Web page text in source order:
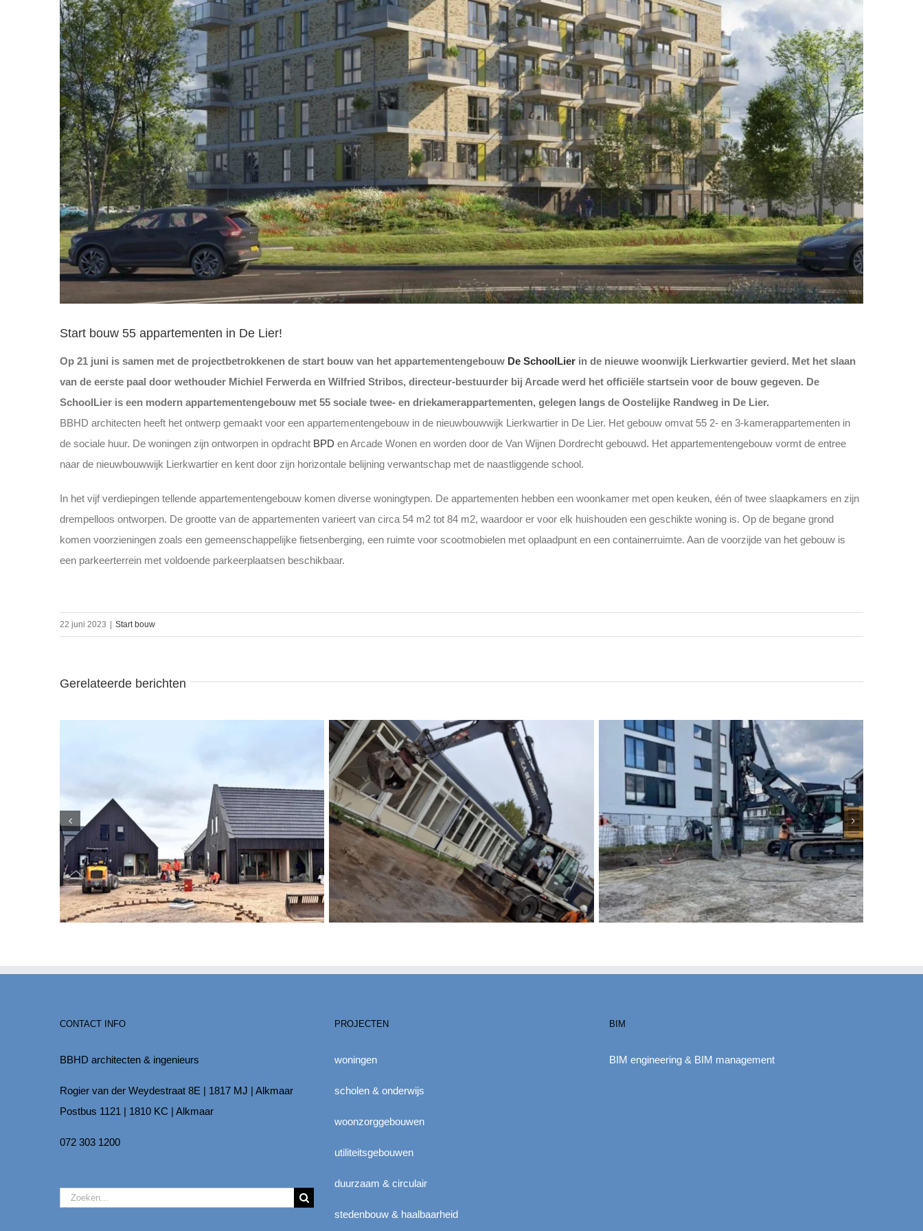
Start bouw 55 appartementen in De Lier!
Op 21 juni is samen met de projectbetrokkenen de start bouw van het appartementengebouw De SchoolLier in de nieuwe woonwijk Lierkwartier gevierd. Met het slaan
van de eerste paal door wethouder Michiel Ferwerda en Wilfried Stribos, directeur-bestuurder bij Arcade werd het officiële startsein voor de bouw gegeven. De
SchoolLier is een modern appartementengebouw met 55 sociale twee- en driekamerappartementen, gelegen langs de Oostelijke Randweg in De Lier.
BBHD architecten heeft het ontwerp gemaakt voor een appartementengebouw in de nieuwbouwwijk Lierkwartier in De Lier. Het gebouw omvat 55 2- en 3-kamerappartementen in
de sociale huur. De woningen zijn ontworpen in opdracht BPD en Arcade Wonen en worden door de Van Wijnen Dordrecht gebouwd. Het appartementengebouw vormt de entree
naar de nieuwbouwwijk Lierkwartier en kent door zijn horizontale belijning verwantschap met de naastliggende school.
In het vijf verdiepingen tellende appartementengebouw komen diverse woningtypen. De appartementen hebben een woonkamer met open keuken, één of twee slaapkamers en zijn
drempelloos ontworpen. De grootte van de appartementen varieert van circa 54 m2 tot 84 m2, waardoor er voor elk huishouden een geschikte woning is. Op de begane grond
komen voorzieningen zoals een gemeenschappelijke fietsenberging, een ruimte voor scootmobielen met oplaadpunt en een containerruimte. Aan de voorzijde van het gebouw is
een parkeerterrein met voldoende parkeerplaatsen beschikbaar.
22 juni 2023 | Start bouw
Gerelateerde berichten
CONTACT INFO
BBHD architecten & ingenieurs
Rogier van der Weydestraat 8E | 1817 MJ | Alkmaar
Postbus 1121 | 1810 KC | Alkmaar
072 303 1200
Zoeken
PROJECTEN
woningen
scholen & onderwijs
woonzorggebouwen
utiliteitsgebouwen
duurzaam & circulair
stedenbouw & haalbaarheid
BIM
BIM engineering & BIM management